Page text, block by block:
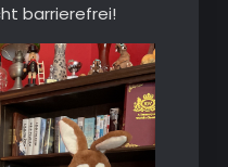
barrierefrei!